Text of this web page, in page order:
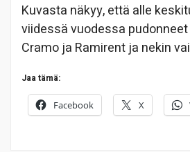
Kuvasta näkyy, että alle
viidessä vuodessa
Cramo ja Ramirent ja nekin
Jaa tämä:
Facebook X